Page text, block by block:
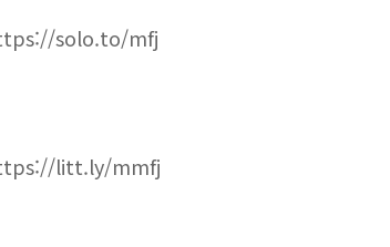
solo.to/mfj
litt.ly/mmfj